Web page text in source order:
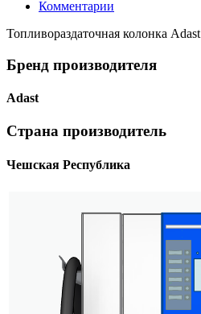
Комментарии
Топливораздаточная колонка
Бренд производителя
Adast
Страна производитель
Чешская Республика